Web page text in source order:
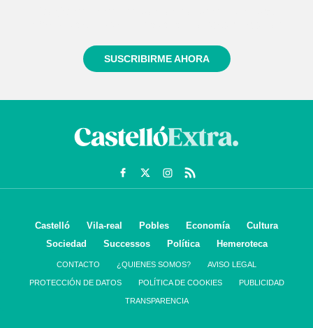
SUSCRIBIRME AHORA
Castelló Vila-real Pobles Economía
Cultura
Sociedad
Successos Política Hemeroteca
CONTACTO ¿QUIENES SOMOS? AVISO LEGAL
PROTECCIÓN DE DATOS POLÍTICA DE COOKIES PUBLICIDAD
TRANSPARENCIA